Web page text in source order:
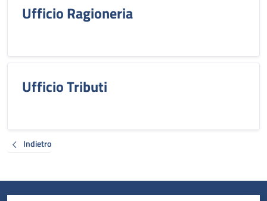
Ufficio Ragioneria
Ufficio Tributi
Indietro